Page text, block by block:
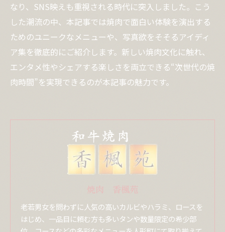
なり、SNS映えも重視される時代に突入しました。こう
した潮流の中、本記事では焼肉で面白い体験を演出する
ためのユニークなメニューや、写真欲をそそるアイディ
ア集を徹底的にご紹介します。新しい焼肉文化に触れ、
エンタメ性やシェアする楽しさを両立できる“次世代の焼
肉時間”を実現できるのが本記事の魅力です。
焼肉 香楓苑
老若男女を問わずに人気の高いカルビやハラミ、ロースを
はじめ、一品目に頼む方も多いタンや数量限定の希少部